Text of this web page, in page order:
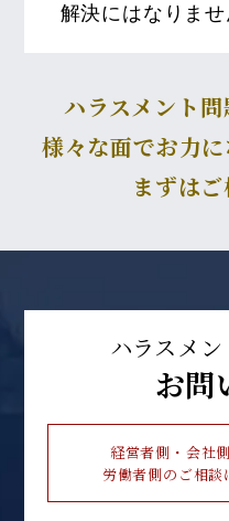
解決にはなりませ
ハラスメント
様々な面でお力に
まずはご
ハラスメ
お問
経営者側・会社
労働者側のご相